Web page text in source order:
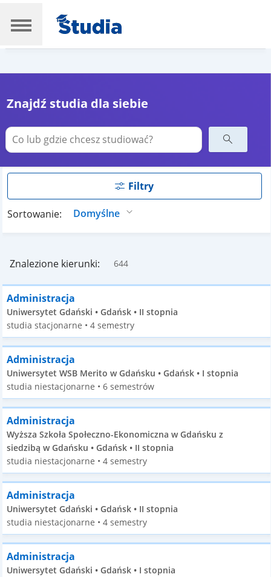
Znajdź studia dla siebie
Filtry
Sortowanie:
Znalezione kierunki: 644
Administracja
Uniwersytet Gdański • Gdańsk • II stopnia
studia stacjonarne • 4 semestry
Administracja
Uniwersytet WSB Merito w Gdańsku • Gdańsk • I stopnia
studia niestacjonarne • 6 semestrów
Administracja
Wyższa Szkoła Społeczno-Ekonomiczna w Gdańsku z
siedzibą w Gdańsku • Gdańsk • II stopnia
studia niestacjonarne • 4 semestry
Administracja
Uniwersytet Gdański • Gdańsk • II stopnia
studia niestacjonarne • 4 semestry
Administracja
Uniwersytet Gdański • Gdańsk • I stopnia